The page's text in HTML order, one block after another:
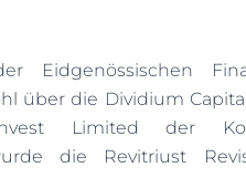
Eidgenössischen
über die Dividium
Limited der
die Revitriust